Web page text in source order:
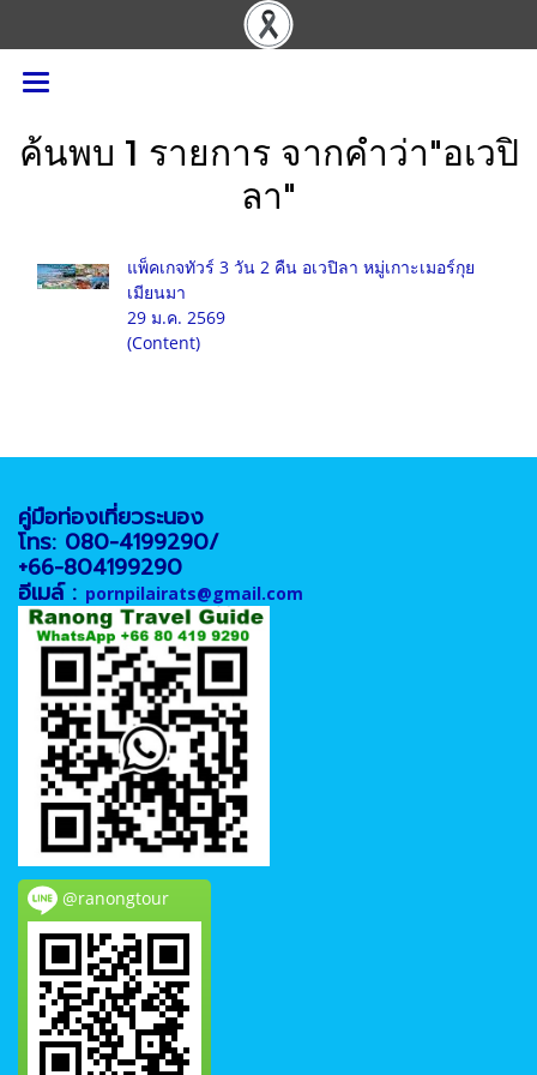
ค้นพบ 1 รายการ จากคำว่า"อเวปิ
ลา"
แพ็คเกจทัวร์ 3 วัน 2 คืน อเวปิลา หมู่เกาะเมอร์กุย
เมียนมา
29 ม.ค. 2569
(Content)
คู่มือท่องเที่ยวระนอง
โทร: 080-4199290/
+66-804199290
อีเมล์ : pornpilairats@gmail.com
@ranongtour